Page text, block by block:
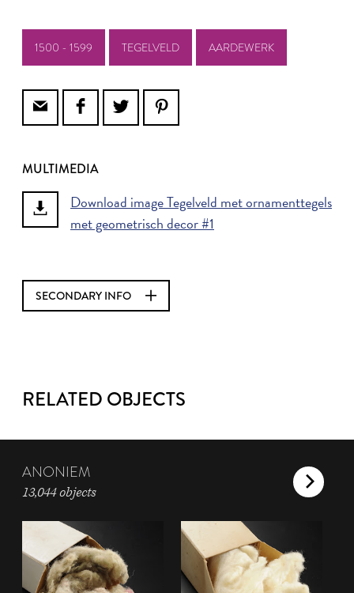
1500 - 1599 TEGELVELD AARDEWERK
MULTIMEDIA
Download image Tegelveld met ornamenttegels
met geometrisch decor #1
SECONDARY INFO
RELATED OBJECTS
ANONIEM
13,044 objects